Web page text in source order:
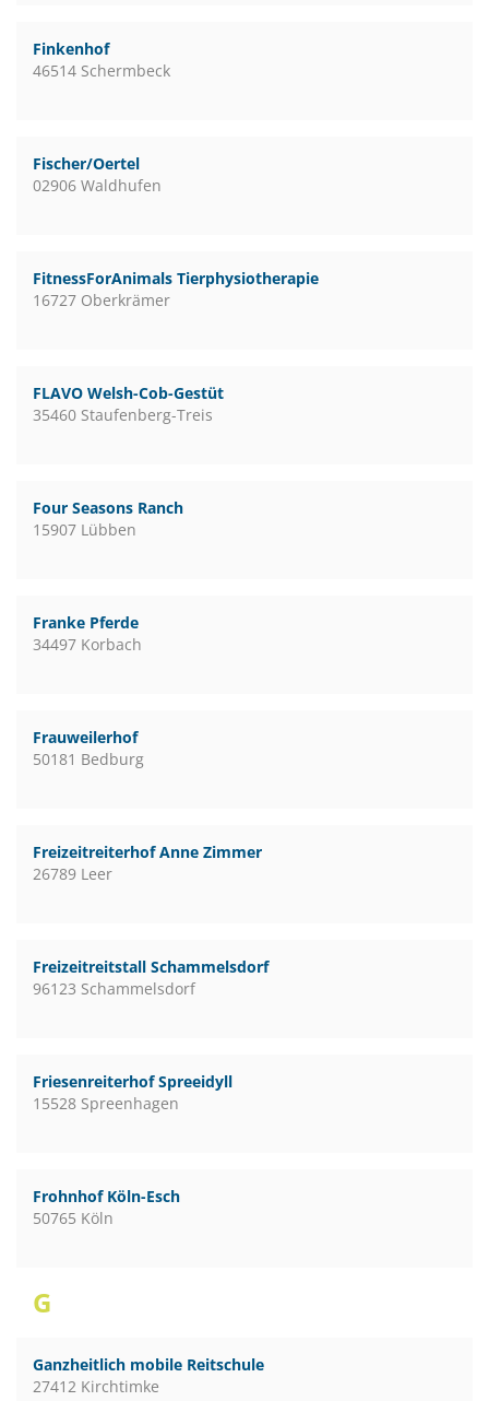
Finkenhof
46514 Schermbeck
Fischer/Oertel
02906 Waldhufen
FitnessForAnimals Tierphysiotherapie
16727 Oberkrämer
FLAVO Welsh-Cob-Gestüt
35460 Staufenberg-Treis
Four Seasons Ranch
15907 Lübben
Franke Pferde
34497 Korbach
Frauweilerhof
50181 Bedburg
Freizeitreiterhof Anne Zimmer
26789 Leer
Freizeitreitstall Schammelsdorf
96123 Schammelsdorf
Friesenreiterhof Spreeidyll
15528 Spreenhagen
Frohnhof Köln-Esch
50765 Köln
G
Ganzheitlich mobile Reitschule
27412 Kirchtimke